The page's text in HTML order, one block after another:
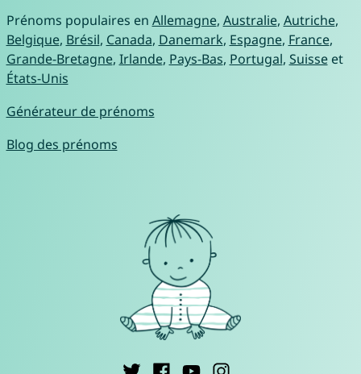
Prénoms populaires en Allemagne, Australie, Autriche,
Belgique, Brésil, Canada, Danemark, Espagne, France,
Grande-Bretagne, Irlande, Pays-Bas, Portugal, Suisseet
États-Unis
Générateur de prénoms
Blog des prénoms